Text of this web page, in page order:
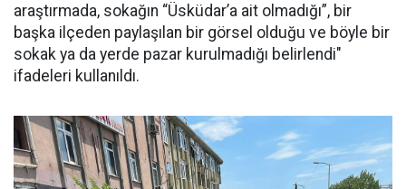
araştırmada, sokağın “Üsküdar’a ait olmadığı”, bir
başka ilçeden paylaşılan bir görsel olduğu ve böyle bir
sokak ya da yerde pazar kurulmadığı belirlendi"
ifadeleri kullanıldı.